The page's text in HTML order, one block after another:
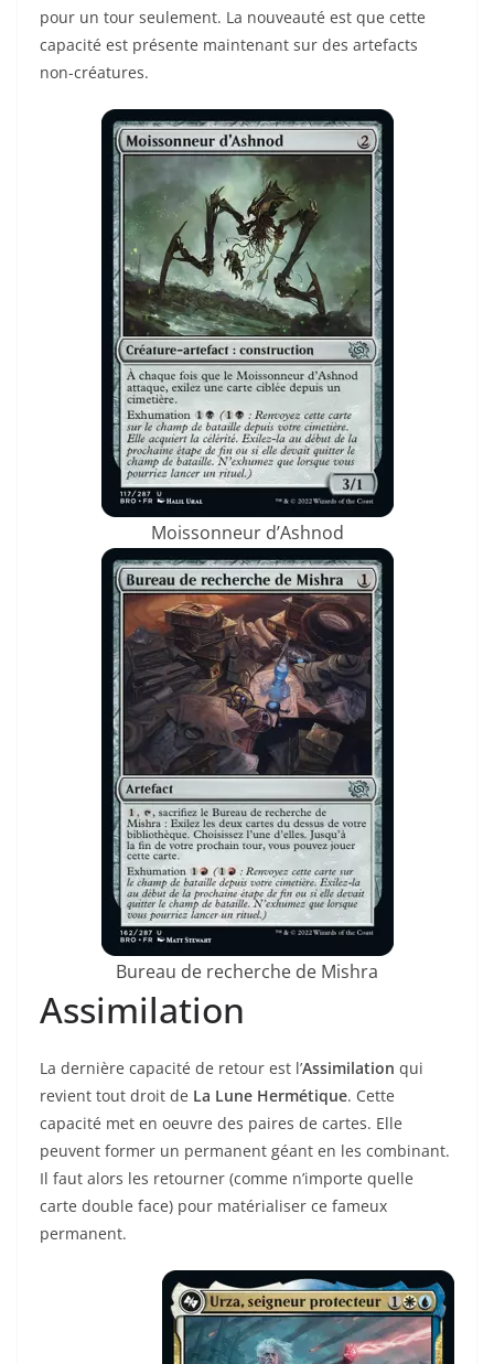
pour un tour seulement. La nouveauté est que cette
capacité est présente maintenant sur des artefacts
non-créatures.
Moissonneur d’Ashnod
Bureau de recherche de Mishra
Assimilation
La dernière capacité de retour est l’Assimilation qui
revient tout droit de La Lune Hermétique. Cette
capacité met en oeuvre des paires de cartes. Elle
peuvent former un permanent géant en les combinant.
Il faut alors les retourner (comme n’importe quelle
carte double face) pour matérialiser ce fameux
permanent.